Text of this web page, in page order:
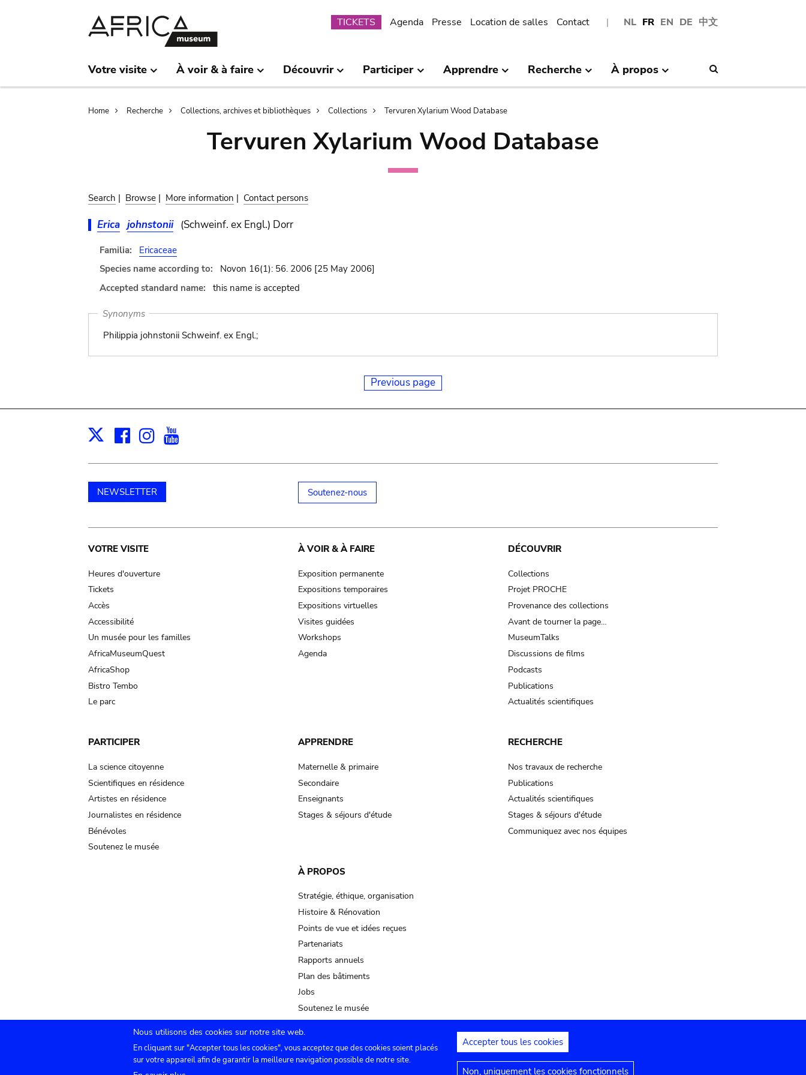
NL FR EN DE 中文
Submenu
TICKETS Agenda Presse Location de salles Contact
Votre visite À voir & à faire Découvrir Participer Apprendre Recherche À propos
Breadcrumb
Home Recherche Collections, archives et bibliothèques Collections Tervuren Xylarium Wood Database
Tervuren Xylarium Wood Database
Search | Browse | More information | Contact persons
Erica johnstonii (Schweinf. ex Engl.) Dorr
Familia:
Ericaceae
Species name according to:
Novon 16(1): 56. 2006 [25 May 2006]
Accepted standard name:
this name is accepted
Synonyms
Philippia johnstonii Schweinf. ex Engl.;
Previous page
X Facebook
Instagram
NEWSLETTER Soutenez-nous
Main
navigation
VOTRE VISITE
Heures d'ouverture
Tickets
Accès
Accessibilité
Un musée pour les familles
AfricaMuseumQuest
AfricaShop
Bistro Tembo
Le parc
À VOIR & À FAIRE
Exposition permanente
Expositions temporaires
Expositions virtuelles
Visites guidées
Workshops
Agenda
DÉCOUVRIR
Collections
Projet PROCHE
Provenance des collections
Avant de tourner la page…
MuseumTalks
Discussions de films
Podcasts
Publications
Actualités scientifiques
PARTICIPER
La science citoyenne
Scientifiques en résidence
Artistes en résidence
Journalistes en résidence
Bénévoles
Soutenez le musée
APPRENDRE
Maternelle & primaire
Secondaire
Enseignants
Stages & séjours d'étude
RECHERCHE
Nos travaux de recherche
Publications
Actualités scientifiques
Stages & séjours d'étude
Communiquez avec nos équipes
À PROPOS
Stratégie, éthique, organisation
Histoire & Rénovation
Points de vue et idées reçues
Partenariats
Rapports annuels
Plan des bâtiments
Jobs
Soutenez le musée
Submenu
Agenda Presse Location de salles Contact Paramètres de confidentialité Mentions juridiques Déclaration d'accessibilité
Nous utilisons des cookies sur notre site web.
En cliquant sur "Accepter tous les cookies", vous acceptez que des cookies soient placés
sur votre appareil afin de garantir la meilleure navigation possible de notre site.
Accepter tous les cookies
Non, uniquement les cookies fonctionnels